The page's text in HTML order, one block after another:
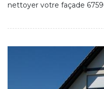
nettoyer votre façade